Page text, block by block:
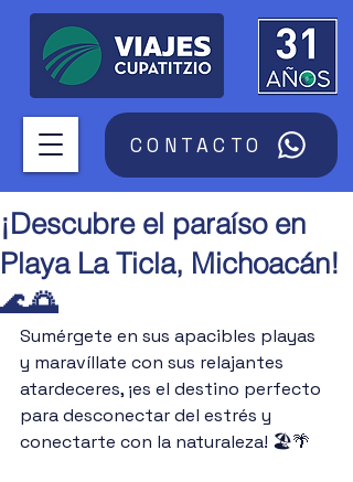
CONTACTO
¡Descubre el paraíso en
Playa La Ticla, Michoacán!
🌊🌅
Sumérgete en sus apacibles playas
y maravíllate con sus relajantes
atardeceres, ¡es el destino perfecto
para desconectar del estrés y
conectarte con la naturaleza! 🏖️🌴